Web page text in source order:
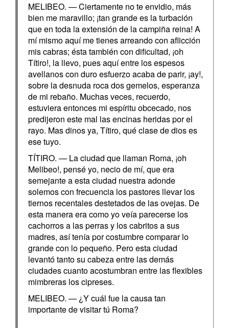
MELIBEO. — Ciertamente no te envidio, más
bien me maravillo; ¡tan grande es la turbación
que en toda la extensión de la campiña reina! A
mí mismo aquí me tienes arreando con aflicción
mis cabras; ésta también con dificultad, ¡oh
Títiro!, la llevo, pues aquí entre los espesos
avellanos con duro esfuerzo acaba de parir, ¡ay!,
sobre la desnuda roca dos gemelos, esperanza
de mi rebaño. Muchas veces, recuerdo,
estuviera entonces mi espíritu obcecado, nos
predijeron este mal las encinas heridas por el
rayo. Mas dinos ya, Títiro, qué clase de dios es
ese tuyo.
TÍTIRO. — La ciudad que llaman Roma, ¡oh
Melibeo!, pensé yo, necio de mí, que era
semejante a esta ciudad nuestra adonde
solemos con frecuencia los pastores llevar los
tiernos recentales destetados de las ovejas. De
esta manera era como yo veía parecerse los
cachorros a las perras y los cabritos a sus
madres, así tenía por costumbre comparar lo
grande con lo pequeño. Pero esta ciudad
levantó tanto su cabeza entre las demás
ciudades cuanto acostumbran entre las flexibles
mimbreras los cipreses.
MELIBEO. — ¿Y cuál fue la causa tan
importante de visitar tú Roma?